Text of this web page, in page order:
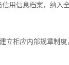
用信息档案，纳入
立相应内部规章制